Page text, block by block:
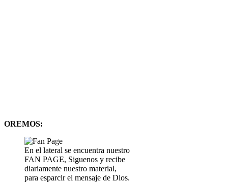
OREMOS:
En el lateral se encuentra nuestro
FAN PAGE, Siguenos y recibe
diariamente nuestro material,
para esparcir el mensaje de Dios.